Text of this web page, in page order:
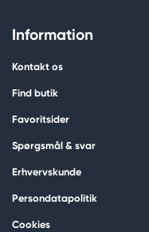
Information
Kontakt os
Find butik
Favoritsider
Spørgsmål & svar
Erhvervskunde
Persondatapolitik
Cookies